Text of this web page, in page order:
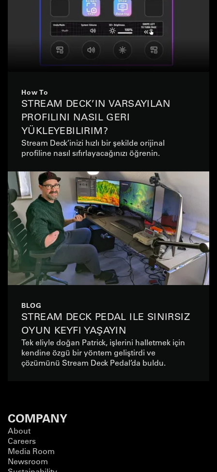
How To
STREAM DECK’IN VARSAYILAN
PROFILINI NASIL GERI
YÜKLEYEBILIRIM?
Stream Deck’inizi hızlı bir şekilde orijinal
profiline nasıl sıfırlayacağınızı öğrenin.
BLOG
STREAM DECK PEDAL ILE SINIRSIZ
OYUN KEYFI YAŞAYIN
Tek eliyle doğan Patrick, işlerini halletmek için
kendine özgü bir yöntem geliştirdi ve
çözümünü Stream Deck Pedal’da buldu.
COMPANY
About
Careers
Media Room
Newsroom